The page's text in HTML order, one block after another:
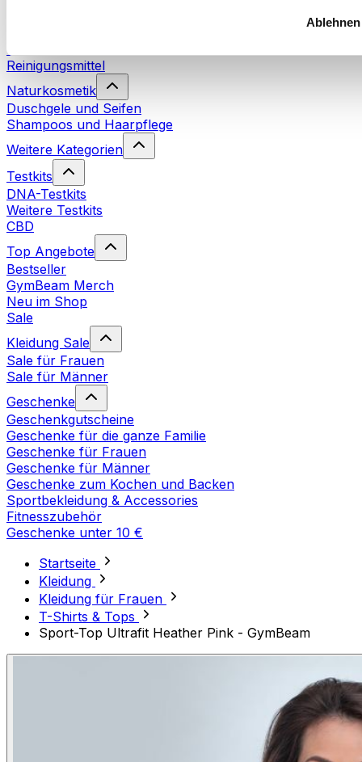
Ablehnen
Waschmittel
Reinigungsmittel
Naturkosmetik
Duschgele und Seifen
Shampoos und Haarpflege
Weitere Kategorien
Testkits
DNA-Testkits
Weitere Testkits
CBD
Top Angebote
Bestseller
GymBeam Merch
Neu im Shop
Sale
Kleidung Sale
Sale für Frauen
Sale für Männer
Geschenke
Geschenkgutscheine
Geschenke für die ganze Familie
Geschenke für Frauen
Geschenke für Männer
Geschenke zum Kochen und Backen
Sportbekleidung & Accessories
Fitnesszubehör
Geschenke unter 10 €
Startseite
Kleidung
Kleidung für Frauen
T-Shirts & Tops
Sport-Top Ultrafit Heather Pink - GymBeam